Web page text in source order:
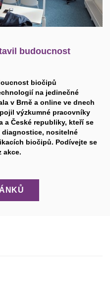
budoucnost
biočipů
na jedinečné
v Brně a online ve dnech
výzkumné pracovníky
a České republiky, kteří se
nositelné
biočipů. Podívejte se
akce.